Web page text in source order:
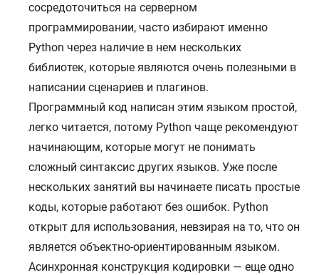
сосредоточиться на серверном
программировании, часто избирают именно
Python через наличие в нем нескольких
библиотек, которые являются очень полезными в
написании сценариев и плагинов.
Программный код написан этим языком простой,
легко читается, потому Python чаще рекомендуют
начинающим, которые могут не понимать
сложный синтаксис других языков. Уже после
нескольких занятий вы начинаете писать простые
коды, которые работают без ошибок. Python
открыт для использования, невзирая на то, что он
является объектно-ориентированным языком.
Асинхронная конструкция кодировки — еще одно